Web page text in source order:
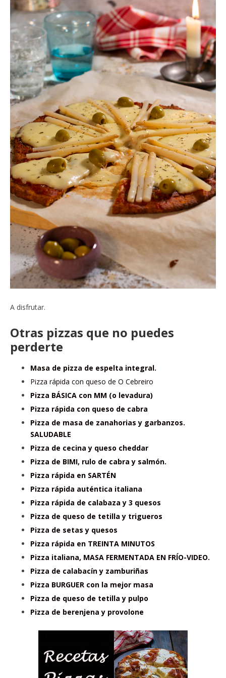
A disfrutar.
Otras pizzas que no puedes
perderte
Masa de pizza de espelta integral.
Pizza rápida con queso de O Cebreiro
Pizza BÁSICA con MM (o levadura)
Pizza rápida con queso de cabra
Pizza de masa de zanahorias y garbanzos.
SALUDABLE
Pizza de cecina y queso cheddar
Pizza de BIMI, rulo de cabra y salmón.
Pizza rápida en SARTÉN
Pizza rápida auténtica italiana
Pizza rápida de calabaza y 3 quesos
Pizza de queso de tetilla y trigueros
Pizza de setas y quesos
Pizza rápida en TREINTA MINUTOS
Pizza italiana, MASA FERMENTADA EN FRÍO-VIDEO.
Pizza de calabacín y zamburiñas
Pizza BURGUER con la mejor masa
Pizza de queso de tetilla y pulpo
Pizza de berenjena y provolone